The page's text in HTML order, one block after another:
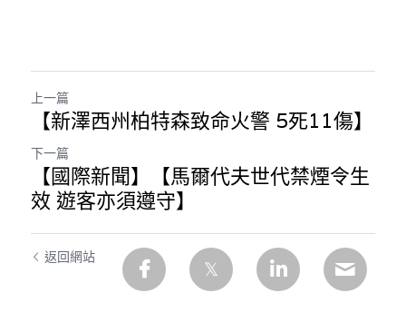
香港科技專上書院｜專欄
上一篇
【新澤西州柏特森致命火警 5死11傷】
下一篇
【國際新聞】【馬爾代夫世代禁煙令生
效 遊客亦須遵守】
返回網站